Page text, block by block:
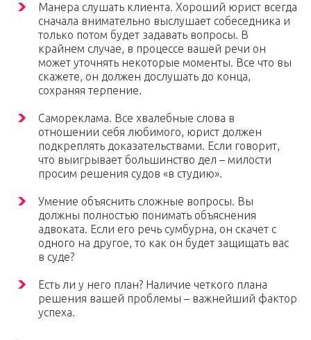
Манера слушать клиента. Хороший юрист всегда
сначала внимательно выслушает собеседника и
только потом будет задавать вопросы. В
крайнем случае, в процессе вашей речи он
может уточнять некоторые моменты. Все что вы
скажете, он должен дослушать до конца,
сохраняя терпение.
Самореклама. Все хвалебные слова в
отношении себя любимого, юрист должен
подкреплять доказательствами. Если говорит,
что выигрывает большинство дел – милости
просим решения судов «в студию».
Умение объяснить сложные вопросы. Вы
должны полностью понимать объяснения
адвоката. Если его речь сумбурна, он скачет с
одного на другое, то как он будет защищать вас
в суде?
Есть ли у него план? Наличие четкого плана
решения вашей проблемы – важнейший фактор
успеха.